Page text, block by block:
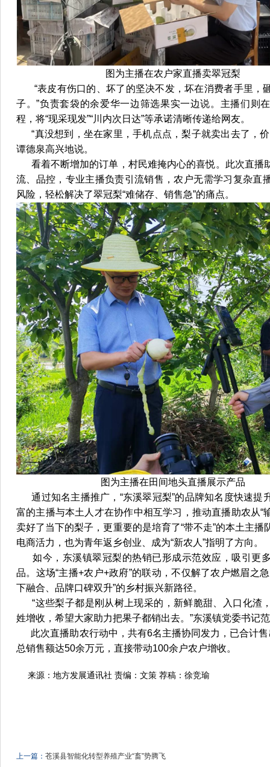
图为主播在农户家直播卖翠冠梨
“表皮有伤口的、坏了的坚决不发，坏在消费者手里，
子。”负责套袋的余爱华一边筛选果实一边说。主播们则
程，将“现采现发”“川内次日达”等承诺清晰传递给网友。
“真没想到，坐在家里，手机点点，梨子就卖出去了，价
谭德泉高兴地说。
看着不断增加的订单，村民难掩内心的喜悦。此次直播
流、品控，专业主播负责引流销售，农户无需学习复杂直
风险，轻松解决了翠冠梨“难储存、销售急”的痛点。
图为主播在田间地头直播展示产品
通过知名主播推广，“东溪翠冠梨”的品牌知名度快速提
富的主播与本土人才在协作中相互学习，推动直播助农从“
卖好了当下的梨子，更重要的是培育了“带不走”的本土主播
电商活力，也为青年返乡创业、成为“新农人”指明了方向。
如今，东溪镇翠冠梨的热销已形成示范效应，吸引更
品。这场“主播+农户+政府”的联动，不仅解了农户燃眉之
下融合、品牌口碑双升”的乡村振兴新路径。
“这些梨子都是刚从树上现采的，新鲜脆甜、入口化渣
姓增收，希望大家助力把果子都销出去。”东溪镇党委书记
此次直播助农行动中，共有6名主播协同发力，已合计售
总销售额达50余万元，直接带动100余户农户增收。
来源：地方发展通讯社 责编：文策 荐稿：徐竞瑜
上一篇： 苍溪县智能化转型养殖产业“畜”势腾飞